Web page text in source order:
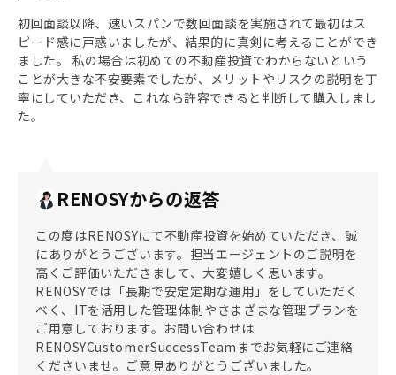
初回面談以降、速いスパンで数回面談を実施されて最初はス
ピード感に戸惑いましたが、結果的に真剣に考えることができ
ました。 私の場合は初めての不動産投資でわからないという
ことが大きな不安要素でしたが、メリットやリスクの説明を丁
寧にしていただき、これなら許容できると判断して購入しまし
た。
RENOSYからの返答
この度はRENOSYにて不動産投資を始めていただき、誠
にありがとうございます。担当エージェントのご説明を
高くご評価いただきまして、大変嬉しく思います。
RENOSYでは「長期で安定定期な運用」をしていただく
べく、ITを活用した管理体制やさまざまな管理プランを
ご用意しております。お問い合わせは
RENOSYCustomerSuccessTeamまでお気軽にご連絡
くださいませ。ご意見ありがとうございました。